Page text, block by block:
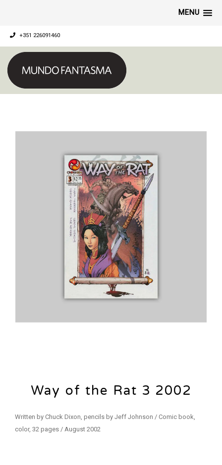
MENU
+351 226091460
Way of the Rat 3 2002
Written by Chuck Dixon, pencils by Jeff Johnson / Comic book,
color, 32 pages / August 2002